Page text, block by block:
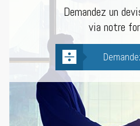
Demandez un
via notre